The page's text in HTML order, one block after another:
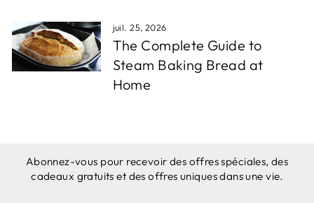
juil. 25, 2026
The Complete Guide to
Steam Baking Bread at
Home
Abonnez-vous pour recevoir des offres spéciales, des
cadeaux gratuits et des offres uniques dans une vie.